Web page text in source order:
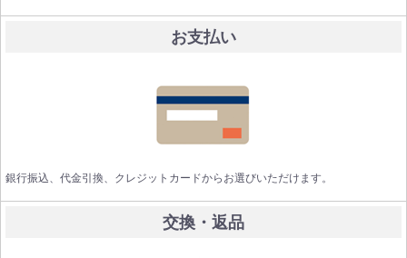
お支払い
銀行振込、代金引換、クレジットカードからお選びいただけます。
交換・返品